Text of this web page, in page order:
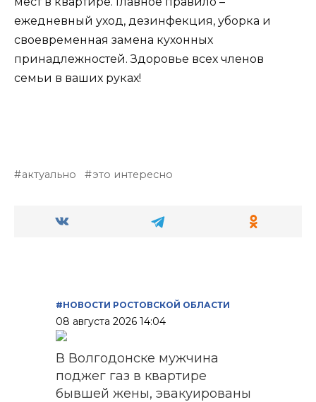
ежедневный уход, дезинфекция, уборка и
своевременная замена кухонных
принадлежностей. Здоровье всех членов
семьи в ваших руках!
актуально это интересно
#НОВОСТИ РОСТОВСКОЙ ОБЛАСТИ
08 августа 2026 14:04
В Волгодонске мужчина
поджег газ в квартире
бывшей жены, эвакуированы